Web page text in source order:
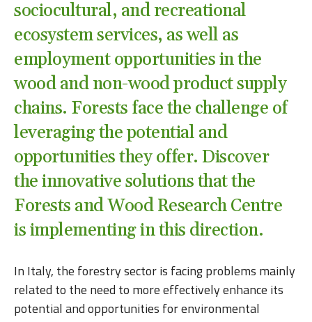
sociocultural, and recreational
ecosystem services, as well as
employment opportunities in the
wood and non-wood product supply
chains. Forests face the challenge of
leveraging the potential and
opportunities they offer. Discover
the innovative solutions that the
Forests and Wood Research Centre
is implementing in this direction.
In Italy, the forestry sector is facing problems mainly
related to the need to more effectively enhance its
potential and opportunities for environmental